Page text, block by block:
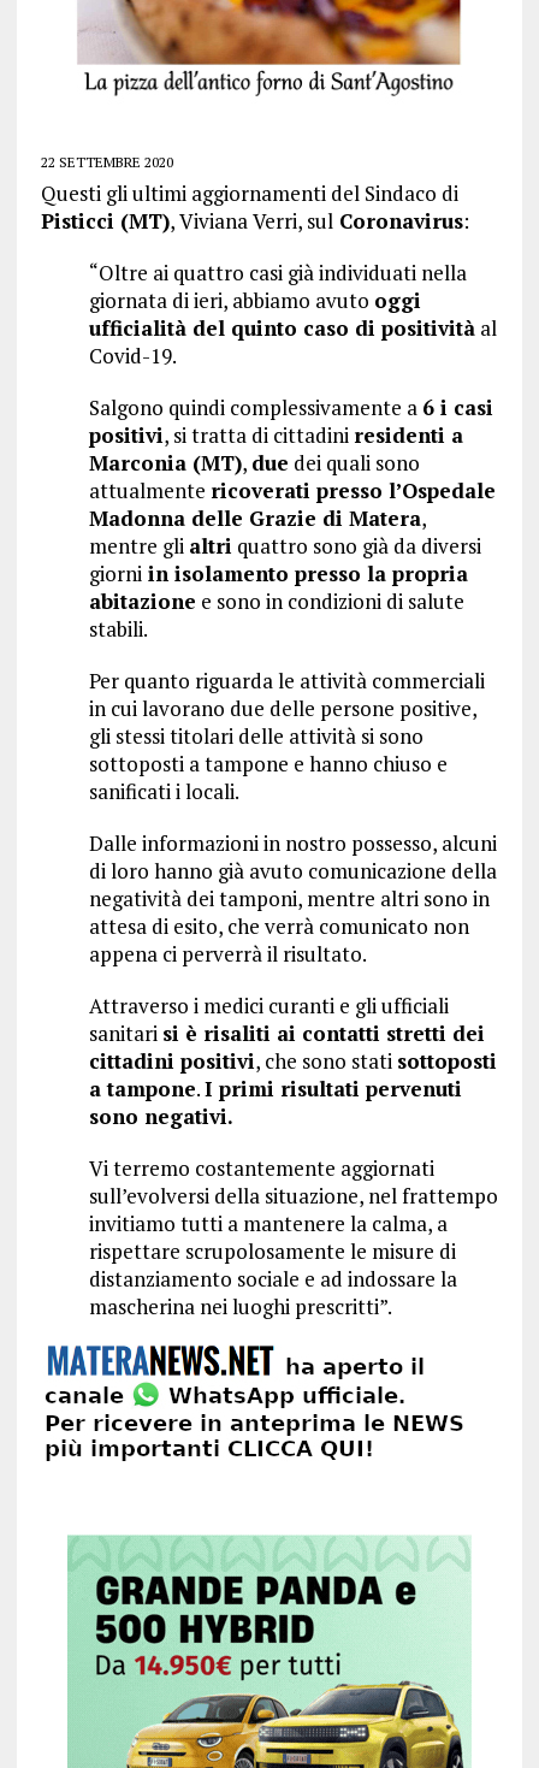
22 SETTEMBRE 2020
Questi gli ultimi aggiornamenti del Sindaco di
Pisticci (MT), Viviana Verri, sulCoronavirus:
“Oltre ai quattro casi già individuati nella
giornata di ieri, abbiamo avuto oggi
ufficialità del quinto caso di positivitàal
Covid-19.
Salgono quindi complessivamente a 6 i casi
positivi, si tratta di cittadini residenti a
Marconia (MT), due dei quali sono
attualmente ricoverati presso l’Ospedale
Madonna delle Grazie di Matera,
mentre gli altri quattro sono già da diversi
giorniin isolamento presso la propria
abitazione e sono in condizioni di salute
stabili.
Per quanto riguarda le attività commerciali
in cui lavorano due delle persone positive,
gli stessi titolari delle attività si sono
sottoposti a tampone e hanno chiuso e
sanificati i locali.
Dalle informazioni in nostro possesso, alcuni
di loro hanno già avuto comunicazione della
negatività dei tamponi, mentre altri sono in
attesa di esito, che verrà comunicato non
appena ci perverrà il risultato.
Attraverso i medici curanti e gli ufficiali
sanitari si è risaliti ai contatti stretti dei
cittadini positivi, che sono stati sottoposti
a tampone.I primi risultati pervenuti
sono negativi.
Vi terremo costantemente aggiornati
sull’evolversi della situazione, nel frattempo
invitiamo tutti a mantenere la calma, a
rispettare scrupolosamente le misure di
distanziamento sociale e ad indossare la
mascherina nei luoghi prescritti”.